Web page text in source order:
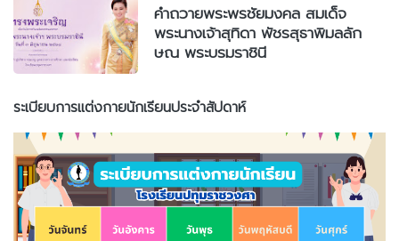
คำถวายพระพรชัยมงคล สมเด็จ
พระนางเจ้าสุทิดา พัชรสุธาพิมลลัก
ษณ พระบรมราชินี
ระเบียบการแต่งกายนักเรียนประจำสัปดาห์